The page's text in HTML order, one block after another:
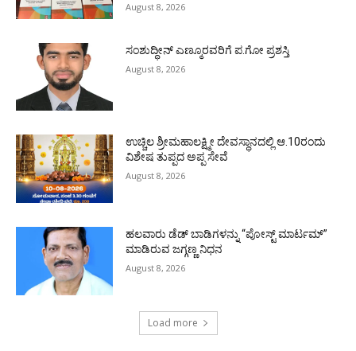
August 8, 2026
ಸಂಶುದ್ಧೀನ್ ಎಣ್ಮೂರವರಿಗೆ ಪ.ಗೋ ಪ್ರಶಸ್ತಿ
August 8, 2026
ಉಚ್ಚಿಲ ಶ್ರೀಮಹಾಲಕ್ಷ್ಮೀ ದೇವಸ್ಥಾನದಲ್ಲಿ ಆ.10ರಂದು
ವಿಶೇಷ ತುಪ್ಪದ ಅಪ್ಪ ಸೇವೆ
August 8, 2026
ಹಲವಾರು ಡೆಡ್ ಬಾಡಿಗಳನ್ನು “ಪೋಸ್ಟ್ ಮಾರ್ಟಮ್”
ಮಾಡಿರುವ ಜಗ್ಗಣ್ಣ ನಿಧನ
August 8, 2026
Load more